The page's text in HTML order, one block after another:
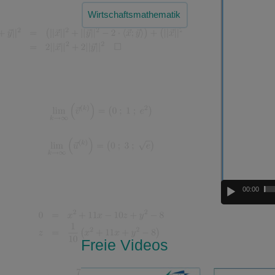
Wirtschaftsmathematik
00:00
Freie Videos